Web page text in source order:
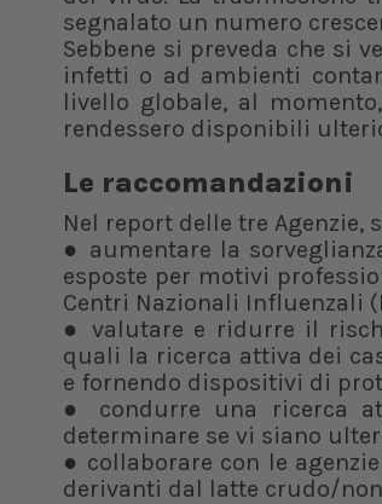
segnalato un numero
Sebbene si preveda che si
infetti o ad ambienti
livello globale, al
rendessero disponibili
Le raccomandazioni
Nel report delle tre
● aumentare la
esposte per motivi
Centri Nazionali Influenzali
● valutare e ridurre il
quali la ricerca attiva dei
e fornendo dispositivi di
● condurre una ricerca
determinare se vi siano
● collaborare con le
derivanti dal latte crudo/